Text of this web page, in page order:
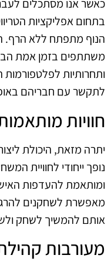
כאשר אנו מסתכלים
בתחום אפליקציות
הנוף מתפתח ללא הרף.
משתתפים בזמן אמת
ותחרותיות
לתקשר עם חבריהם
חוויות
יתרה מזאת, היכולת
נופך ייחודי לחוויית
ומותאמת להעדפות
מאפשרת לשחקנים
אותם להמשיך לשחק
מעורבות